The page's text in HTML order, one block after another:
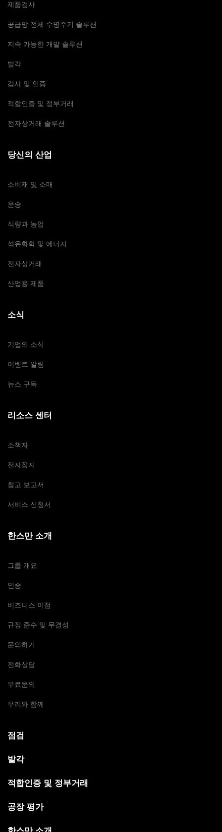
제품검사
공급망 전체 수명주기 솔루션
지속 가능한 개발 솔루션
발각
감사 및 인증
적합인증 및 정부거래
전자상거래 솔루션
당신의 산업
소비재 및 소매
운송
식량과 농업
석유화학 및 에너지
전자상거래
산업용 제품
소식
기업의 소식
이벤트 알림
뉴스 구독
리소스 센터
소책자
전자잡지
참고 보고서
서비스 신청서
한스만 소개
그룹 개요
인증
비즈니스 이점
규정 준수 및 무결성
문의하기
전화상담
무료문의
우리와 함께
점검
발각
적합인증 및 정부거래
공장 평가